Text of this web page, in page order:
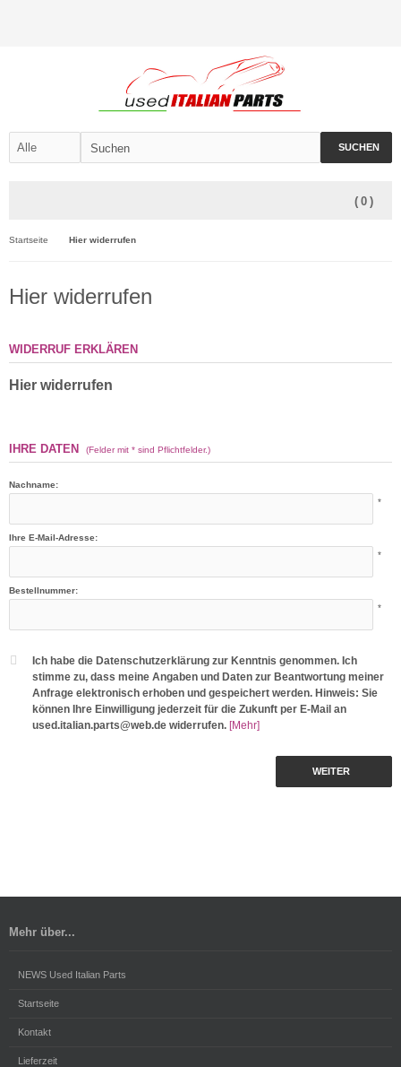
SUCHEN
( 0 )
Startseite Hier widerrufen
Hier widerrufen
WIDERRUF ERKLÄREN
Hier widerrufen
IHRE DATEN (Felder mit * sind Pflichtfelder.)
Nachname:
*
Ihre E-Mail-Adresse:
*
Bestellnummer:
*
Ich habe die Datenschutzerklärung zur Kenntnis genommen. Ich
stimme zu, dass meine Angaben und Daten zur Beantwortung meiner
Anfrage elektronisch erhoben und gespeichert werden. Hinweis: Sie
können Ihre Einwilligung jederzeit für die Zukunft per E-Mail an
used.italian.parts@web.de widerrufen. [Mehr]
WEITER
Mehr über...
NEWS Used Italian Parts
Startseite
Kontakt
Lieferzeit